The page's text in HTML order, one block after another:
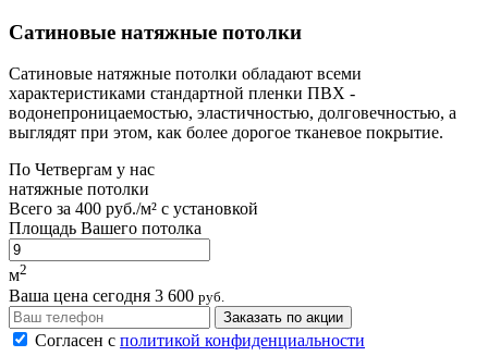
Сатиновые натяжные потолки
Сатиновые натяжные потолки обладают всеми
характеристиками стандартной пленки ПВХ -
водонепроницаемостью, эластичностью, долговечностью, а
выглядят при этом, как более дорогое тканевое покрытие.
По Четвергам у нас
натяжные потолки
Всего за 400 руб./м² с установкой
Площадь Вашего потолка
м2
Ваша цена сегодня 3 600 руб.
Заказать по акции
Согласен с политикой конфиденциальности